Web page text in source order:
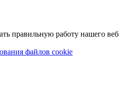
правильную работу нашего
файлов cookie